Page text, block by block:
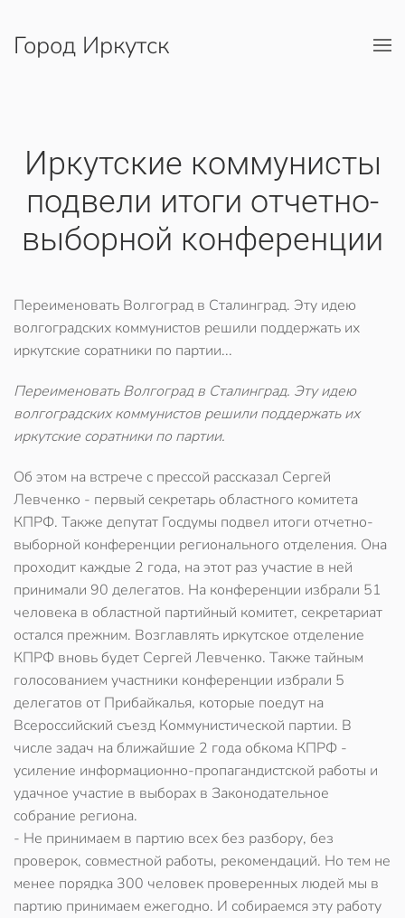
Перейти к содержимому
Город Иркутск
Иркутские коммунисты
подвели итоги отчетно-
выборной конференции
Переименовать Волгоград в Сталинград. Эту идею
волгоградских коммунистов решили поддержать их
иркутские соратники по партии...
Переименовать Волгоград в Сталинград. Эту идею
волгоградских коммунистов решили поддержать их
иркутские соратники по партии.
Об этом на встрече с прессой рассказал Сергей
Левченко - первый секретарь областного комитета
КПРФ. Также депутат Госдумы подвел итоги отчетно-
выборной конференции регионального отделения. Она
проходит каждые 2 года, на этот раз участие в ней
принимали 90 делегатов. На конференции избрали 51
человека в областной партийный комитет, секретариат
остался прежним. Возглавлять иркутское отделение
КПРФ вновь будет Сергей Левченко. Также тайным
голосованием участники конференции избрали 5
делегатов от Прибайкалья, которые поедут на
Всероссийский съезд Коммунистической партии. В
числе задач на ближайшие 2 года обкома КПРФ -
усиление информационно-пропагандистской работы и
удачное участие в выборах в Законодательное
собрание региона.
- Не принимаем в партию всех без разбору, без
проверок, совместной работы, рекомендаций. Но тем не
менее порядка 300 человек проверенных людей мы в
партию принимаем ежегодно. И собираемся эту работу